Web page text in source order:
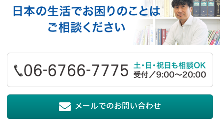
メールでのお問い合わせ